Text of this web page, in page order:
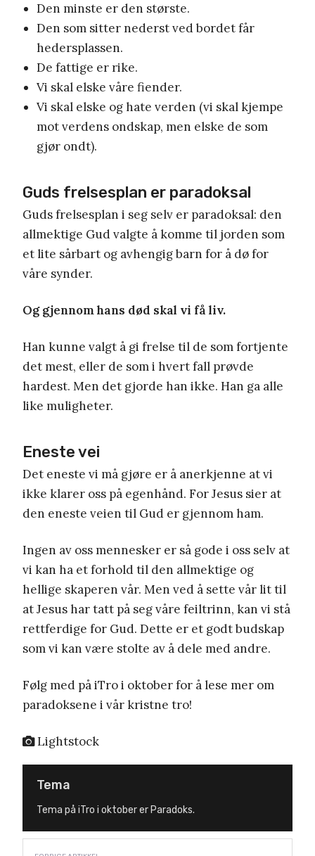
Den minste er den største.
Den som sitter nederst ved bordet får
hedersplassen.
De fattige er rike.
Vi skal elske våre fiender.
Vi skal elske og hate verden (vi skal kjempe
mot verdens ondskap, men elske de som
gjør ondt).
Guds frelsesplan er paradoksal
Guds frelsesplan i seg selv er paradoksal: den
allmektige Gud valgte å komme til jorden som
et lite sårbart og avhengig barn for å dø for
våre synder.
Og gjennom hans død skal vi få liv.
Han kunne valgt å gi frelse til de som fortjente
det mest, eller de som i hvert fall prøvde
hardest. Men det gjorde han ikke. Han ga alle
like muligheter.
Eneste vei
Det eneste vi må gjøre er å anerkjenne at vi
ikke klarer oss på egenhånd. For Jesus sier at
den eneste veien til Gud er gjennom ham.
Ingen av oss mennesker er så gode i oss selv at
vi kan ha et forhold til den allmektige og
hellige skaperen vår. Men ved å sette vår lit til
at Jesus har tatt på seg våre feiltrinn, kan vi stå
rettferdige for Gud. Dette er et godt budskap
som vi kan være stolte av å dele med andre.
Følg med på iTro i oktober for å lese mer om
paradoksene i vår kristne tro!
Lightstock
Tema
Tema på iTro i oktober er Paradoks.